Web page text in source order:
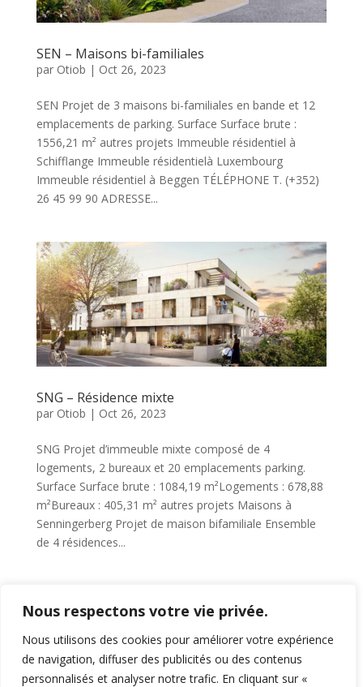
Nous respectons votre vie privée.
Nous utilisons des cookies pour améliorer votre expérience
de navigation, diffuser des publicités ou des contenus
personnalisés et analyser notre trafic. En cliquant sur «
SEN – Maisons bi-familiales
par Otiob | Oct 26, 2023
SEN Projet de 3 maisons bi-familiales en bande et 12
emplacements de parking. Surface Surface brute :
1556,21 m² autres projets Immeuble résidentiel à
Schifflange Immeuble résidentielà Luxembourg
Immeuble résidentiel à Beggen TÉLÉPHONE T. (+352)
26 45 99 90 ADRESSE...
SNG – Résidence mixte
par Otiob | Oct 26, 2023
SNG Projet d’immeuble mixte composé de 4
logements, 2 bureaux et 20 emplacements parking.
Surface Surface brute : 1084,19 m²Logements : 678,88
m²Bureaux : 405,31 m² autres projets Maisons à
Senningerberg Projet de maison bifamiliale Ensemble
de 4 résidences...
10
… » Dernière page »